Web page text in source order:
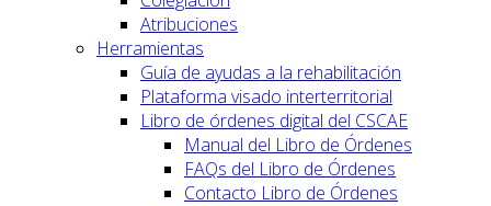
Atribuciones
Herramientas
Guía de ayudas a la rehabilitación
Plataforma visado interterritorial
Libro de órdenes digital del CSCAE
Manual del Libro de Órdenes
FAQs del Libro de Órdenes
Contacto Libro de Órdenes